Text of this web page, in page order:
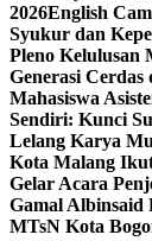
2026English
Syukur dan
Pleno Kelulusan
Generasi
Mahasiswa
Sendiri: Kunci
Lelang Karya
Kota Malang
Gelar Acara
Gamal Albinsaid
MTsN Kota